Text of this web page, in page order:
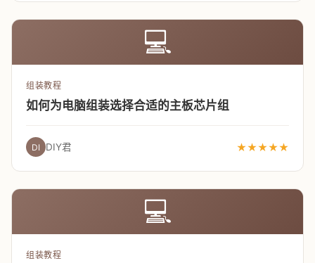
💻
组装教程
如何为电脑组装选择合适的主板芯片组
DI DIY君 ★★★★★
💻
组装教程